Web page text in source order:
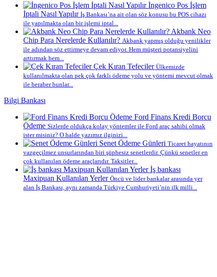
İngenico Pos İşlem
İptali Nasıl Yapılır İş Bankası’na ait olan söz konusu bu POS cihazı
ile yapılmakta olan bir işlemi iptal...
Akbank Neo
Chip Para Nerelerde Kullanılır? Akbank yapmış olduğu yenilikler
ile adından söz ettirmeye devam ediyor. Hem müşteri potansiyelini
arttırmak hem...
Çek Kıran Tefeciler Ülkemizde
kullanılmakta olan pek çok farklı ödeme yolu ve yöntemi mevcut olmak
ile beraber bunlar...
Bilgi Bankası
Ford Finans Kredi Borcu
Ödeme Sizlerde oldukça kolay yöntemler ile Ford araç sahibi olmak
ister misiniz? O halde yazımız ilginizi...
Senet Ödeme Günleri Ticaret hayatının
vazgeçilmez unsurlarından biri şüphesiz senetlerdir. Çünkü senetler en
çok kullanılan ödeme araçlarıdır. Taksitler...
İş bankası
Maxipuan Kullanılan Yerler Öncü ve lider bankalar arasında yer
alan İş Bankası, aynı zamanda Türkiye Cumhuriyeti’nin ilk milli...